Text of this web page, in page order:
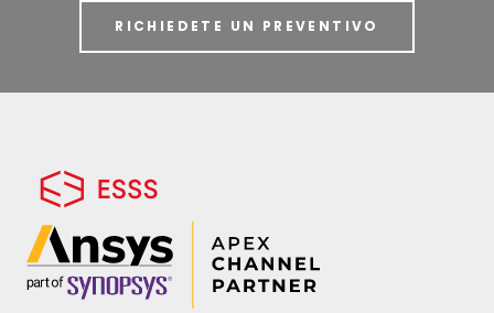
RICHIEDETE UN PREVENTIVO